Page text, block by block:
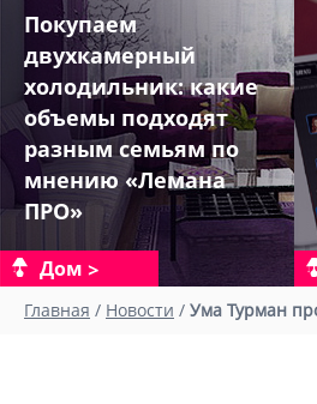
Покупаем
двухкамерный
холодильник: какие
объемы подходят
разным семьям по
мнению «Лемана
ПРО»
Дом
Главная / Новости / Ума Турман